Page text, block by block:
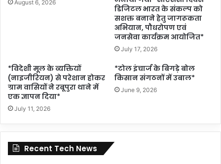
August 6, 2026
डिजिटल भारत के संकल्प को
सशक्त बनाने हेतु जागरूकता
अभियान, पौधरोपण एवं
जनसेवा कार्यक्रम आयोजित*
July 17, 2026
*विदेशी मूल के व्यक्तियों
(नाइजीरियन) से परेशान होकर
ग्राम वासियों ने रबूपुरा थाने में
एक ज्ञापन दिया*
July 11, 2026
*टोल इंचार्ज के बिगड़े बोल
किसान संगठनों में उबाल*
June 9, 2026
Recent Tech News